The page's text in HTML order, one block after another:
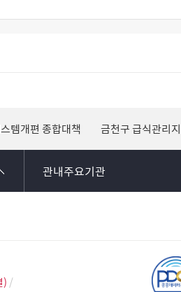
템개편 종합대책 금천구 급식관리
관내주요기관
)